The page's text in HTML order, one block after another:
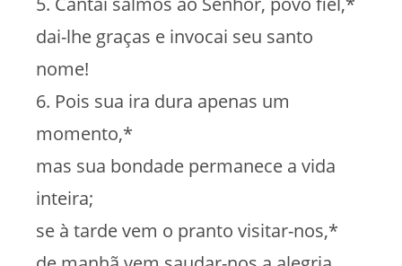
dai-lhe graças e invocai seu santo
nome!
6. Pois sua ira dura apenas um
momento,*
mas sua bondade permanece a vida
inteira;
se à tarde vem o pranto visitar-nos,*